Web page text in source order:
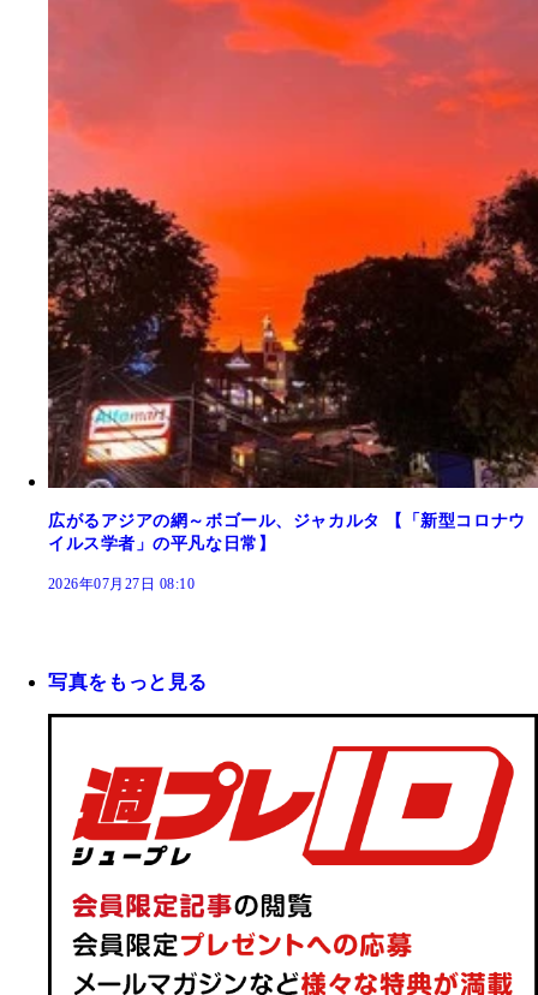
広がるアジアの網～ボゴール、ジャカルタ 【「新型コロナウ
イルス学者」の平凡な日常】
2026年07月27日 08:10
写真をもっと見る